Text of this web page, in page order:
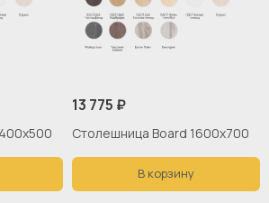
13 775 ₽
Столешница Board 1600x700
В корзину